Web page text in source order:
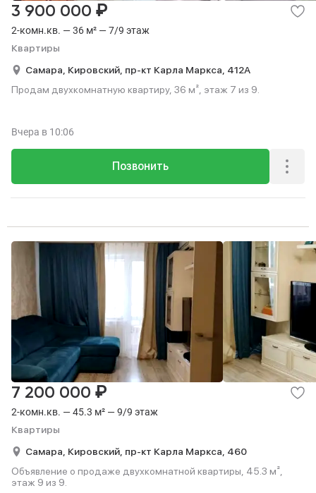
2-комн.кв. — 36 м² — 7/9 этаж
Квартиры
3 900 000 ₽
Самара, Кировский, пр-кт Карла Маркса, 412А
Продам двухкомнатную квартиру, 36 м², этаж 7 из 9.
Позвонить
Вчера в 10:06
2-комн.кв. — 45.3 м² — 9/9 этаж
Квартиры
7 200 000 ₽
Самара, Кировский, пр-кт Карла Маркса, 460
Объявление о продаже двухкомнатной квартиры, 45.3 м²,
этаж 9 из 9.